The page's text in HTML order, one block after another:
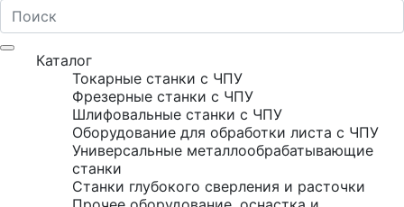
Каталог
Токарные станки с ЧПУ
Фрезерные станки с ЧПУ
Шлифовальные станки с ЧПУ
Оборудование для обработки листа с ЧПУ
Универсальные металлообрабатывающие
станки
Станки глубокого сверления и расточки